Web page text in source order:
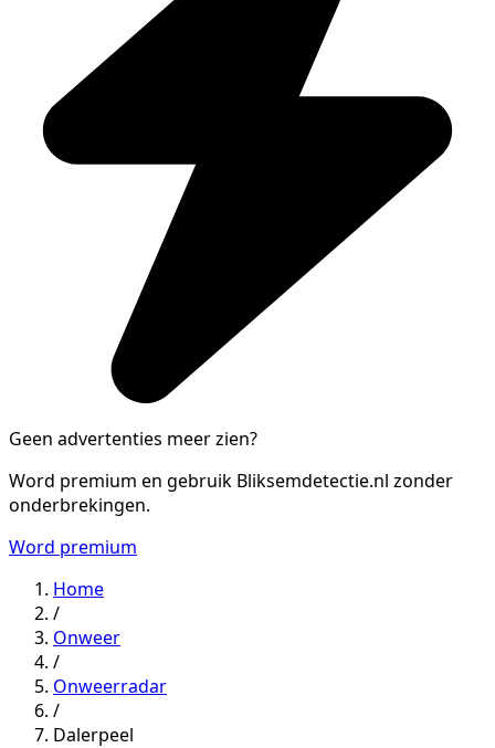
Geen advertenties meer zien?
Word premium en gebruik Bliksemdetectie.nl zonder
onderbrekingen.
Word premium
Home
/
Onweer
/
Onweerradar
/
Dalerpeel